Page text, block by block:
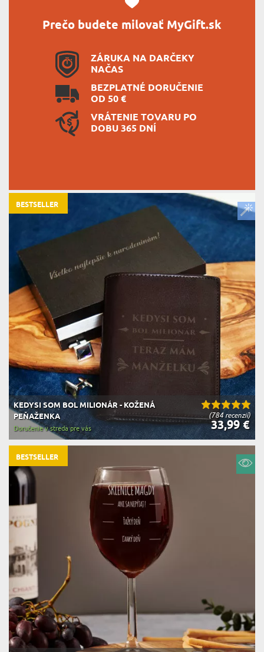
Prečo budete milovať MyGift.sk
ZÁRUKA NA DARČEKY
NAČAS
BEZPLATNÉ DORUČENIE
OD 50 €
VRÁTENIE TOVARU PO
DOBU 365 DNÍ
(784 recenzií)
KEDYSI SOM BOL MILIONÁR - KOŽENÁ
PEŇAŽENKA
33,99 €
Doručenie v streda pre vás
BESTSELLER
BESTSELLER